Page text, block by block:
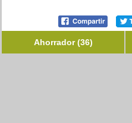
Ahorrador (36)